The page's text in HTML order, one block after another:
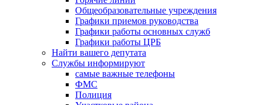
Общеобразовательные учреждения
Графики приемов руководства
Графики работы основных служб
Графики работы ЦРБ
Найти вашего депутата
Службы информируют
самые важные телефоны
ФМС
Полиция